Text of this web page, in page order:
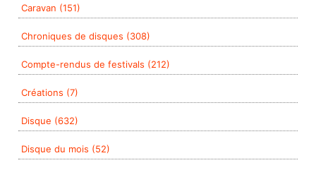
Caravan (151)
Chroniques de disques (308)
Compte-rendus de festivals (212)
Créations (7)
Disque (632)
Disque du mois (52)